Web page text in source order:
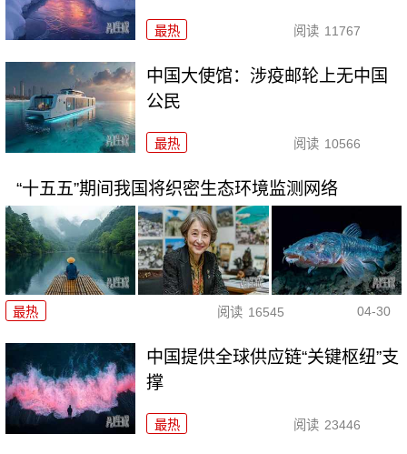
最热 阅读 11767
中国大使馆：涉疫邮轮上无中国
公民
最热 阅读 10566
“十五五”期间我国将织密生态环境监测网络
最热 阅读 16545 04-30
中国提供全球供应链“关键枢纽”支
撑
最热 阅读 23446